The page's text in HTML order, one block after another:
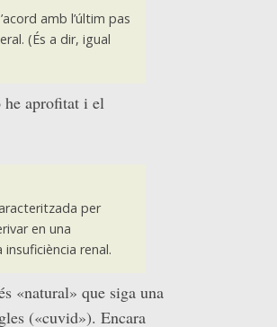
amb l’últim pas
(És a dir, igual
he aprofitat i el
per
en una
renal.
«natural» que siga una
(«cuvid»). Encara